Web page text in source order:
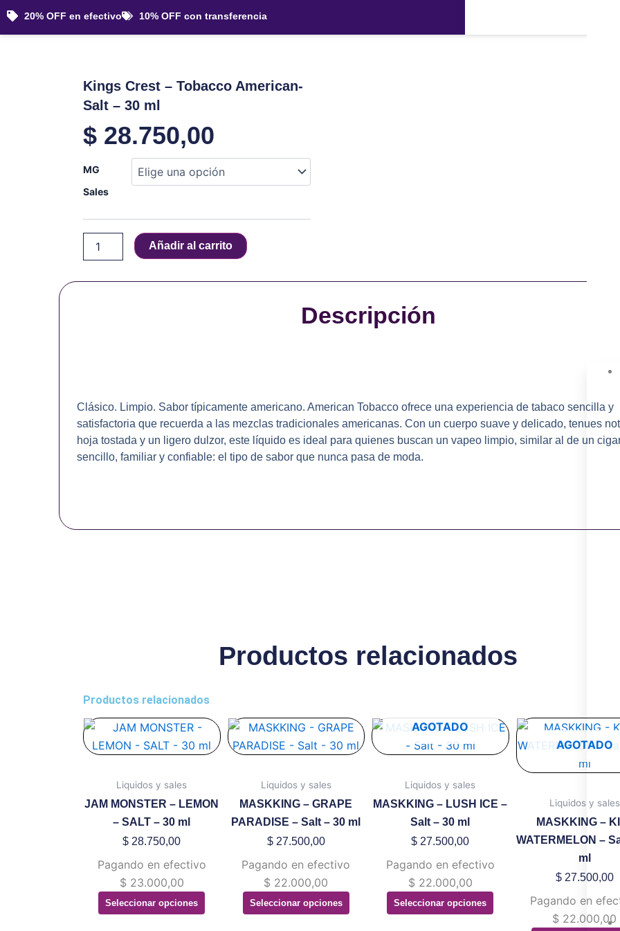
20% OFF en efectivo 10% OFF con transferencia
Kings Crest – Tobacco American-
Salt – 30 ml
$ 28.750,00
MG
Sales
Kings
-
American-
Salt
30
Añadir al carrito
Descripción
Clásico. Limpio. Sabor típicamente americano. American Tobacco ofrece una experiencia de tabaco sencilla y
satisfactoria que recuerda a las mezclas tradicionales americanas. Con un cuerpo suave y delicado, tenues
hoja tostada y un ligero dulzor, este líquido es ideal para quienes buscan un vapeo limpio, similar al de un
sencillo, familiar y confiable: el tipo de sabor que nunca pasa de moda.
Productos relacionados
Productos relacionados
Liquidos y sales
JAM MONSTER – LEMON
– SALT – 30 ml
$ 28.750,00
Pagando en efectivo
$ 23.000,00
Seleccionar opciones
Este
producto
múltiples
variantes.
Las
opciones
pueden
elegir
en
Liquidos y sales
MASKKING – GRAPE
PARADISE – Salt – 30 ml
$27.500,00
Pagando en efectivo
$ 22.000,00
Seleccionar opciones
Este
producto
múltiples
variantes.
Las
opciones
pueden
elegir
en
AGOTADO
Liquidos y sales
MASKKING – LUSH ICE –
Salt – 30 ml
$ 27.500,00
Pagando en efectivo
$ 22.000,00
Seleccionar opciones
Este
producto
múltiples
variantes.
Las
opciones
pueden
elegir
en
AGOTADO
Liquidos y sales
MASKKING –
WATERMELON –
ml
$27.500,00
Pagando en
$ 22.000,00
Este
tiene
Las
se
en
la